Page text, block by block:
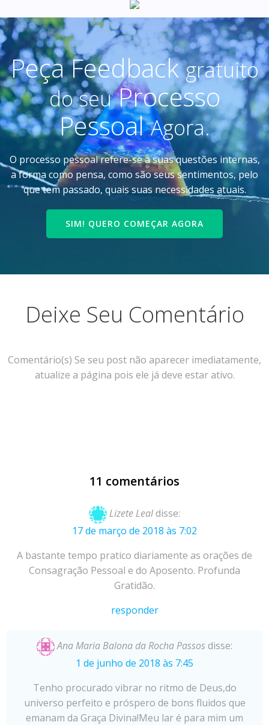
Peça Feedbackgratuito
do seuProcesso
PessoalAgora.
O processo pessoal refere-se a suas questões internas,
a forma como pensa, como são seus sentimentos, pelo
que tem passado, quais suas necessidades atuais.
SIM! QUERO COMEÇAR AGORA
Deixe Seu Comentário
Comentário(s) Se seu post não aparecer imediatamente,
atualize a página pois ele já deve estar ativo.
11 comentários
Lizete Lealdisse:
17 de março de 2018 às 7:02
A bastante tempo pratico diariamente as orações de
Consagração Pessoal e do Aposento. Profunda
Gratidão.
responder
Ana Maria Balona da Rocha Passosdisse:
1 de junho de 2018 às 7:45
Tenho procurado vibrar no ritmo de Deus,do
universo perfeito e próspero de bons fluidos que
emanam da Graça Divina!Meu lar é para mim um